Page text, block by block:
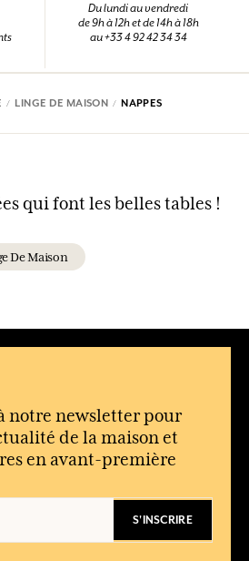
Du lundi au vendredi
de 9h à 12h et de 14h à 18h
au +33 4 92 42 34 34
LINGE DE MAISON NAPPES
qui font les belles tables !
De Maison
notre newsletter pour
de la maison et
en avant-première
S'INSCRIRE